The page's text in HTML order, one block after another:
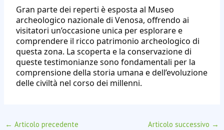
Gran parte dei reperti è esposta al Museo
archeologico nazionale di Venosa, offrendo ai
visitatori un’occasione unica per esplorare e
comprendere il ricco patrimonio archeologico di
questa zona. La scoperta e la conservazione di
queste testimonianze sono fondamentali per la
comprensione della storia umana e dell’evoluzione
delle civiltà nel corso dei millenni.
← Articolo precedente Articolo successivo →